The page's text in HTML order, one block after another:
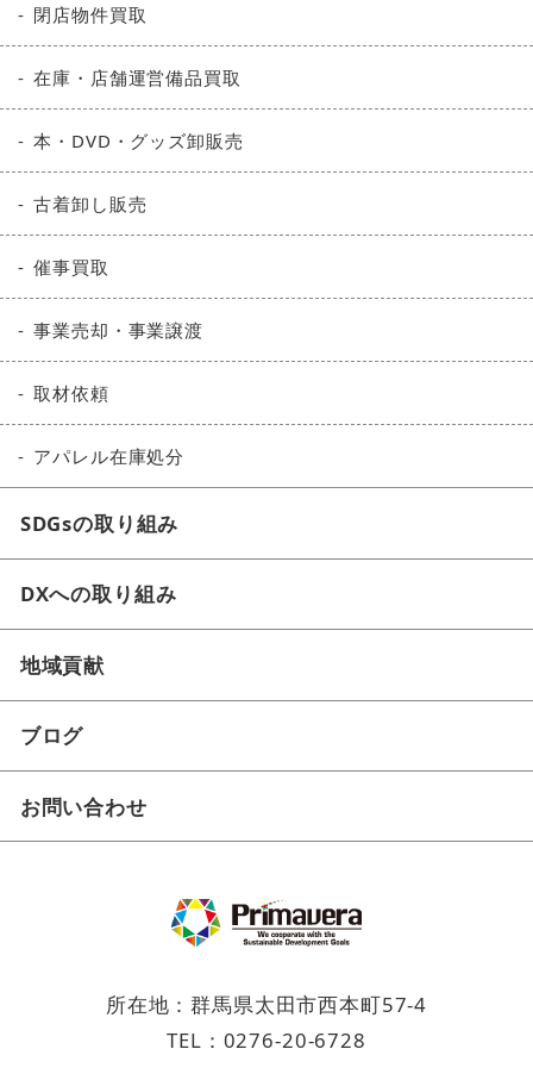
閉店物件買取
在庫・店舗運営備品買取
本・DVD・グッズ卸販売
古着卸し販売
催事買取
事業売却・事業譲渡
取材依頼
アパレル在庫処分
SDGsの取り組み
DXへの取り組み
地域貢献
ブログ
お問い合わせ
所在地：群馬県太田市西本町57-4
TEL： 0276-20-6728